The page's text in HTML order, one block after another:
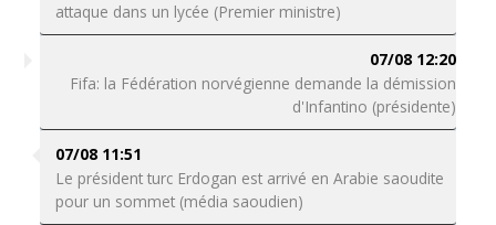
attaque dans un lycée (Premier ministre)
07/08 12:20
Fifa: la Fédération norvégienne demande la démission
d'Infantino (présidente)
07/08 11:51
Le président turc Erdogan est arrivé en Arabie saoudite
pour un sommet (média saoudien)